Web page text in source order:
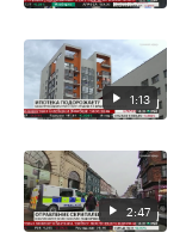
1:13
2:47